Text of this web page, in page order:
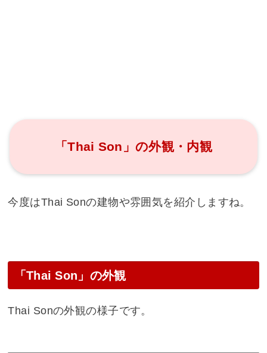
「Thai Son」の外観・内観
今度はThai Sonの建物や雰囲気を紹介しますね。
「Thai Son」の外観
Thai Sonの外観の様子です。